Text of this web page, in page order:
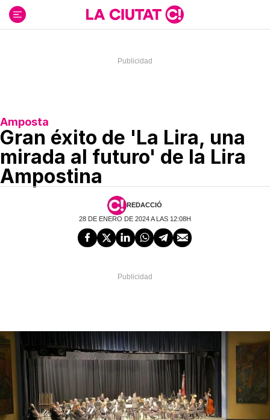
contenido
Amposta
Gran éxito de 'La Lira, una
mirada al futuro' de la Lira
Ampostina
REDACCIÓ
28 DE ENERO DE 2024 A LAS 12:08H